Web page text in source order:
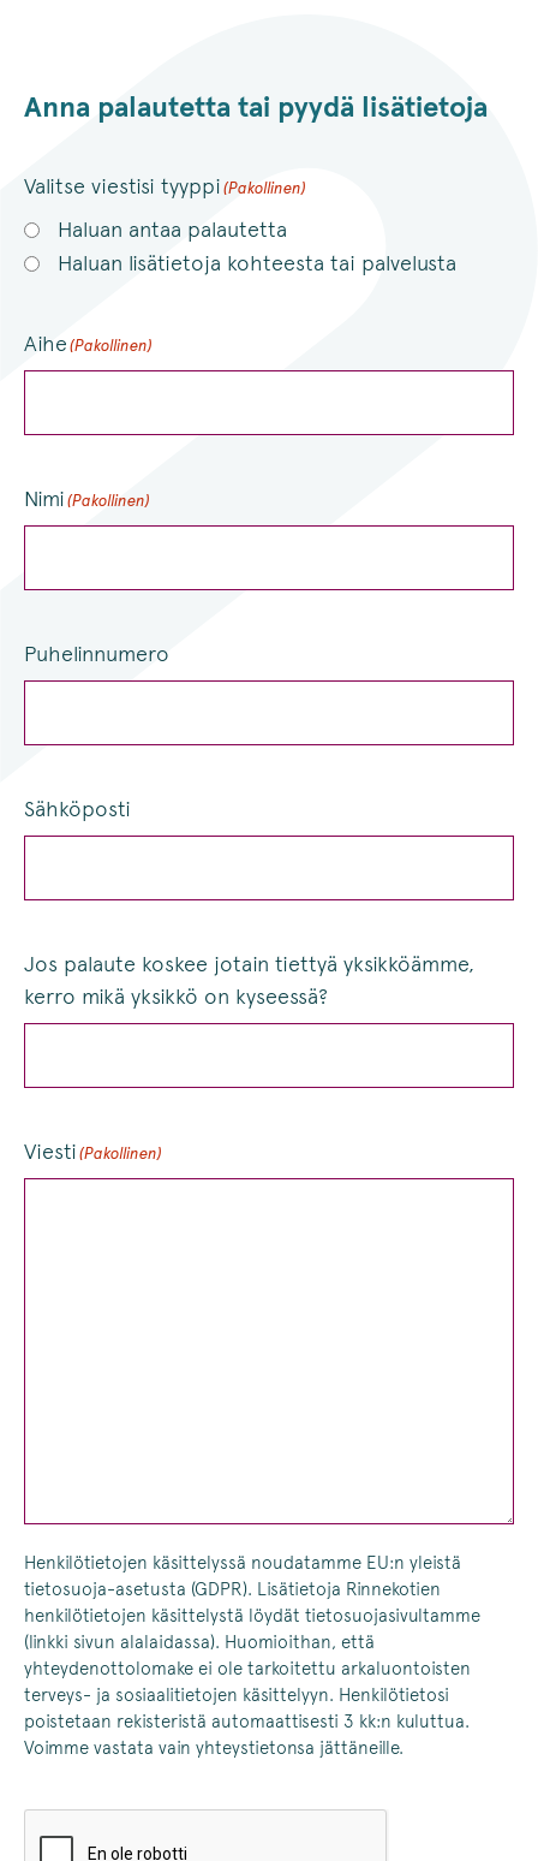
Anna palautetta tai pyydä lisätietoja
Valitse viestisi tyyppi(Pakollinen)
Haluan antaa palautetta
Haluan lisätietoja kohteesta tai palvelusta
Aihe (Pakollinen)
Nimi (Pakollinen)
Puhelinnumero
Sähköposti
Jos palaute koskee jotain tiettyä yksikköämme,
kerro mikä yksikkö on kyseessä?
Viesti (Pakollinen)
Henkilötietojen käsittelyssä noudatamme EU:n yleistä
tietosuoja-asetusta (GDPR). Lisätietoja Rinnekotien
henkilötietojen käsittelystä löydät tietosuojasivultamme
(linkki sivun alalaidassa). Huomioithan, että
yhteydenottolomake ei ole tarkoitettu arkaluontoisten
terveys- ja sosiaalitietojen käsittelyyn. Henkilötietosi
poistetaan rekisteristä automaattisesti 3 kk:n kuluttua.
Voimme vastata vain yhteystietonsa jättäneille.